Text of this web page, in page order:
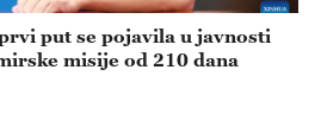
put se pojavila u javnosti
misije od 210 dana